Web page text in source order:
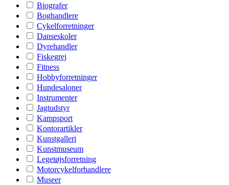
Biografer
Boghandlere
Cykelforretninger
Danseskoler
Dyrehandler
Fiskegrej
Fitness
Hobbyforretninger
Hundesaloner
Instrumenter
Jagtudstyr
Kampsport
Kontorartikler
Kunstgalleri
Kunstmuseum
Legetøjsforretning
Motorcykelforhandlere
Museer